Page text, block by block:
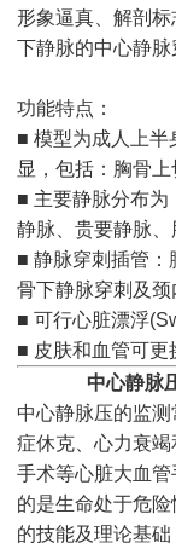
形象逼真、解剖
下静脉的中心静脉
功能特点：
■ 模型为成人上半
显，包括：胸骨上
■ 主要静脉分布为
静脉、贵要静脉、
■ 静脉穿刺插管：
骨下静脉穿刺及颈
■ 可行心脏漂浮
■ 皮肤和血管可更
中心静脉
中心静脉压的监
症休克、心力衰
手术等心脏大血
的是生命处于危
的技能及理论基